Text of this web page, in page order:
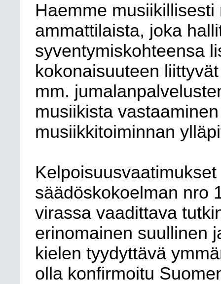
Haemme
ammattilaista, joka
syventymiskohteensa
kokonaisuuteen
mm.
musiikista
musiikkitoiminnan
säädöskokoelman nro
virassa vaadittava
erinomainen suullinen
kielen tyydyttävä
olla konfirmoitu